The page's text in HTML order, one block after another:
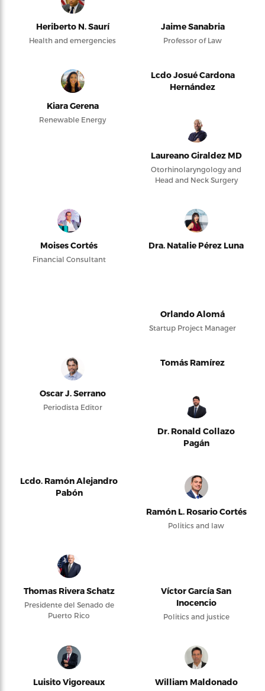
Heriberto N. Saurí
Health and emergencies
Jaime Sanabria
Professor of Law
Kiara Gerena
Renewable Energy
Lcdo Josué Cardona
Hernández
Laureano Giraldez MD
Otorhinolaryngology and
Head and Neck Surgery
Moises Cortés
Financial Consultant
Dra. Natalie Pérez Luna
Orlando Alomá
Startup Project Manager
Oscar J. Serrano
Periodista Editor
Tomás Ramírez
Dr. Ronald Collazo
Pagán
Lcdo. Ramón Alejandro
Pabón
Ramón L. Rosario Cortés
Politics and law
Thomas Rivera Schatz
Presidente del Senado de
Puerto Rico
Víctor García San
Inocencio
Politics and justice
Luisito Vigoreaux William Maldonado